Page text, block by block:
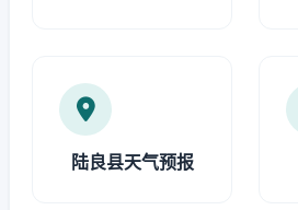
陆良县天气预报